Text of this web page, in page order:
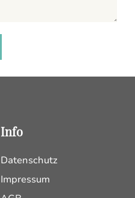
Info
Datenschutz
Impressum